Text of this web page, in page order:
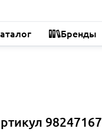
Бренды
98247167